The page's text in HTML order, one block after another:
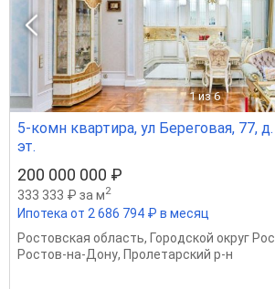
1 из 6
5-комн квартира, ул Береговая, 77,
эт.
200 000 000 ₽
333 333 ₽ за м2
Ипотека от 2 686 794 ₽ в месяц
Ростовская область, Городской округ
Ростов-на-Дону, Пролетарский р-н